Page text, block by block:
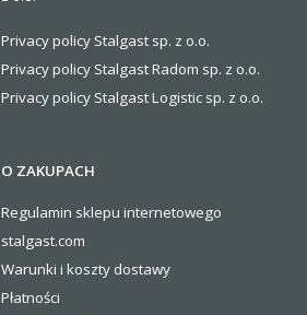
Privacy policy Stalgast sp. z o.o.
Privacy policy Stalgast Radom sp. z o.o.
Privacy policy Stalgast Logistic sp. z o.o.
O ZAKUPACH
Regulamin sklepu internetowego
stalgast.com
Warunki i koszty dostawy
Płatności